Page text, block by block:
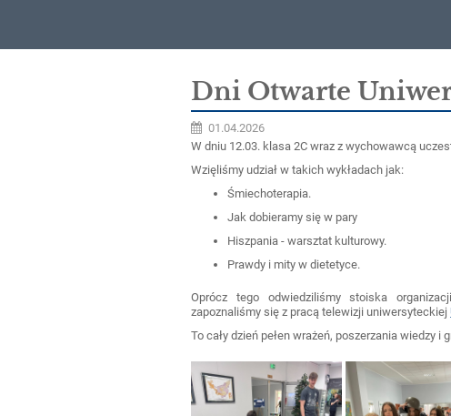
Aktualności
Dni Otwarte
01.04.2026
W dniu 12.03. klasa 2C wraz z wychowawcą
Wzięliśmy udział w takich wykładach jak:
Śmiechoterapia.
Jak dobieramy się w pary
Hiszpania - warsztat kulturowy.
Prawdy i mity w dietetyce.
Oprócz tego odwiedziliśmy stoiska
zapoznaliśmy się z pracą telewizji uniwersyteckiej
To cały dzień pełen wrażeń, poszerzania wiedzy i